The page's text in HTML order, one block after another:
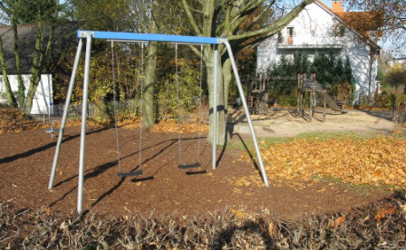
App
Blog
Partner
Kontakt
Impressum